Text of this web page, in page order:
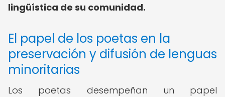
lingüística de su comunidad.
El papel de los poetas en la
preservación y difusión de lenguas
minoritarias
Los poetas desempeñan un papel